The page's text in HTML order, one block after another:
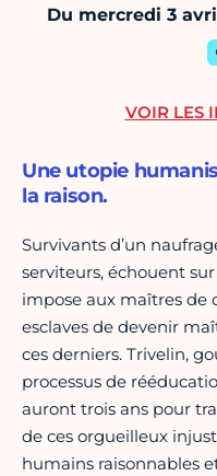
Du mercredi 3
Une utopie
la raison.
Survivants d’un
serviteurs, échouent sur
impose aux maîtres de
esclaves de devenir
ces derniers. Trivelin,
processus de
auront trois ans pour
de ces orgueilleux
humains raisonnables
VOIR LES